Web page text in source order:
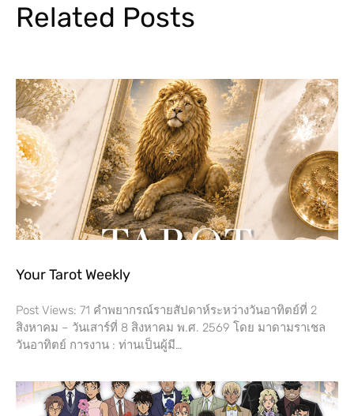
Related Posts
Your Tarot Weekly
Post Views: 71 คำพยากรณ์รายสัปดาห์ระหว่างวันอาทิตย์ที่ 2
สิงหาคม – วันเสาร์ที่​ 8 สิงหาคม พ.ศ. 2569 โดย​ มาดามราเชล
วันอาทิตย์ การงาน​ : ท่านเป็นผู้มี…